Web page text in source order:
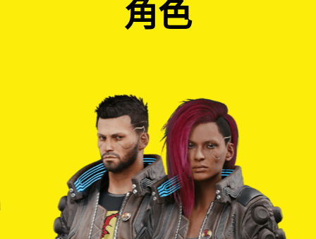
角色